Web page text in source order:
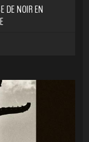
DE NOIR EN